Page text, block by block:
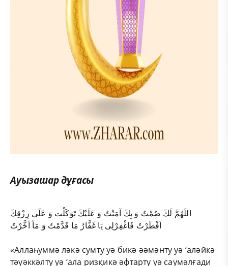
Ауызашар дұғасы
اللَهُمَّ لَكَ صُمْتُ وَ بِكَ آمَنْتُ وَ عَلَيْكَ تَوَكَلْت وَ عَلَى رِزْقِكَ
اَفْطَرْتُ فَاغْفِرْلِى يَا غَفَّارُ مَا قَدَّمْتُ وَ مَأ اَخَّرْتُ
«Аллаһуммә ләкә сумту уә бикә әәмәнту уә ‘аләйкә
тәуәккәлту уә ‘ала ризқикә әфтарту уә саумәлғади